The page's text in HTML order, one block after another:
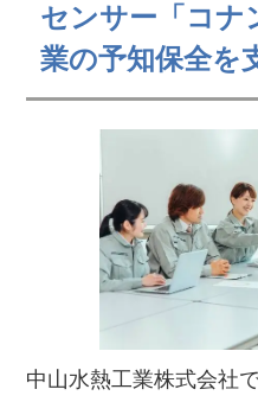
センサー「コナ
業の予知保全を
中山水熱工業株式会社